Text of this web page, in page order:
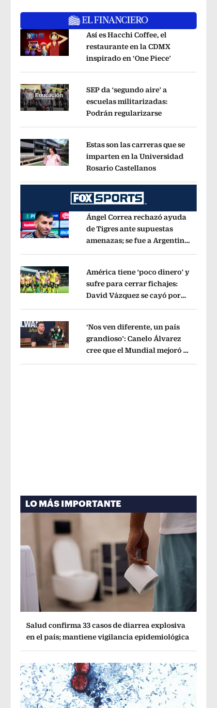
Opens in new window
Así es Hacchi Coffee, el
restaurante en la CDMX
inspirado en ‘One Piece’
Opens in new window
SEP da ‘segundo aire’ a
escuelas militarizadas:
Podrán regularizarseOpens in new
Opens in new window
Estas son las carreras que se
imparten en la Universidad
Rosario CastellanosOpens in new
Opens in new window
Ángel Correa rechazó ayuda
de Tigres ante supuestas
amenazas; se fue a Argentina
Opens in new window
América tiene ‘poco dinero’ y
sufre para cerrar fichajes:
David Vázquez se cayó por
Opens in new window
‘Nos ven diferente, un país
grandioso’: Canelo Álvarez
cree que el Mundial mejoró la
LO MÁS IMPORTANTE
Salud confirma 33 casos de diarrea explosiva
en el país; mantiene vigilancia epidemiológica